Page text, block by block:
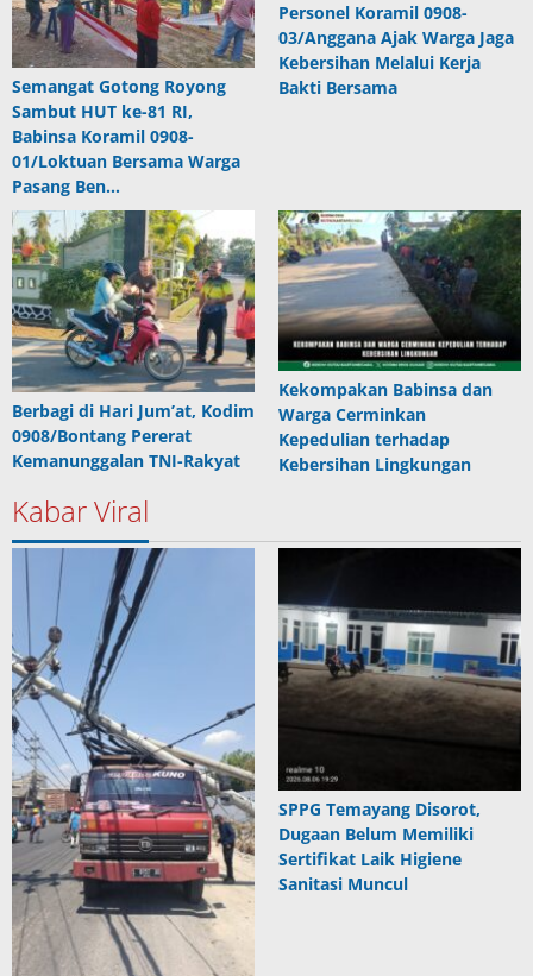
Semangat Gotong Royong
Sambut HUT ke-81 RI,
Babinsa Koramil 0908-
01/Loktuan Bersama Warga
Pasang Ben…
Personel Koramil 0908-
03/Anggana Ajak Warga Jaga
Kebersihan Melalui Kerja
Bakti Bersama
Berbagi di Hari Jum’at, Kodim
0908/Bontang Pererat
Kemanunggalan TNI-Rakyat
Kekompakan Babinsa dan
Warga Cerminkan
Kepedulian terhadap
Kebersihan Lingkungan
Kabar Viral
SPPG Temayang Disorot,
Dugaan Belum Memiliki
Sertifikat Laik Higiene
Sanitasi Muncul